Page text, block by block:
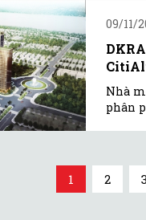
09/11/
Nhà
phân
1 2 3